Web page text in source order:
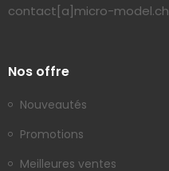
contact[a]micro-model.ch
Nos offre
Nouveautés
Promotions
Meilleures ventes